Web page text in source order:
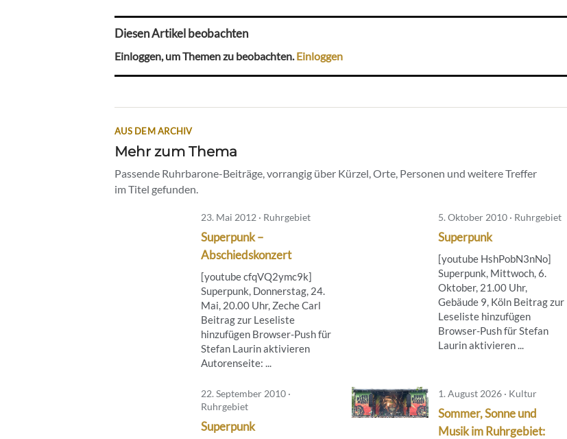
Diesen Artikel beobachten
Einloggen, um Themen zu beobachten.Einloggen
AUS DEM ARCHIV
Mehr zum Thema
Passende Ruhrbarone-Beiträge, vorrangig über Kürzel, Orte, Personen und weitere Treffer
im Titel gefunden.
23. Mai 2012 · Ruhrgebiet
Superpunk –
Abschiedskonzert
[youtube cfqVQ2ymc9k]
Superpunk, Donnerstag, 24.
Mai, 20.00 Uhr, Zeche Carl
Beitrag zur Leseliste
hinzufügen Browser-Push für
Stefan Laurin aktivieren
Autorenseite: ...
5. Oktober 2010 · Ruhrgebiet
Superpunk
[youtube HshPobN3nNo]
Superpunk, Mittwoch, 6.
Oktober, 21.00 Uhr,
Gebäude 9, Köln Beitrag zur
Leseliste hinzufügen
Browser-Push für Stefan
Laurin aktivieren ...
22. September 2010 ·
Ruhrgebiet
Superpunk
1. August 2026 · Kultur
Sommer, Sonne und
Musik im Ruhrgebiet: